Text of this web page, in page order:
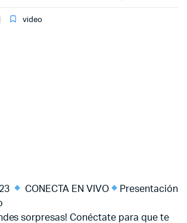
video
CONECTA EN VIVO
Presentación
sorpresas! Conéctate para que te